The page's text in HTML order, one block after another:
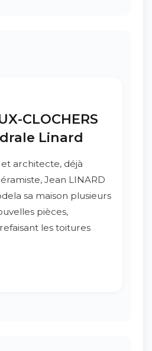
CLOCHERS
Linard
architecte, déjà
Jean LINARD
sa maison plusieurs
pièces,
les toitures